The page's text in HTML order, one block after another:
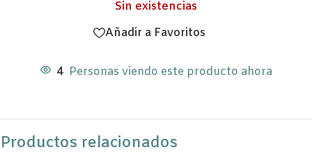
Sin existencias
Añadir a Favoritos
4 Personas viendo este producto ahora
Productos relacionados